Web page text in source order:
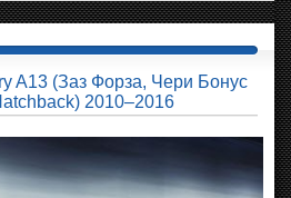
A13 (Заз Форза, Чери Бонус
2010–2016